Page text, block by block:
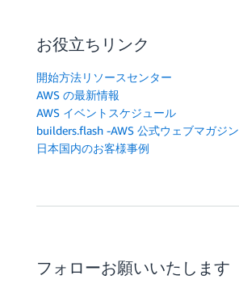
お役立ちリンク
開始方法リソースセンター
AWS の最新情報
AWS イベントスケジュール
builders.flash -AWS 公式ウェブマガジン
日本国内のお客様事例
フォローお願いいたします